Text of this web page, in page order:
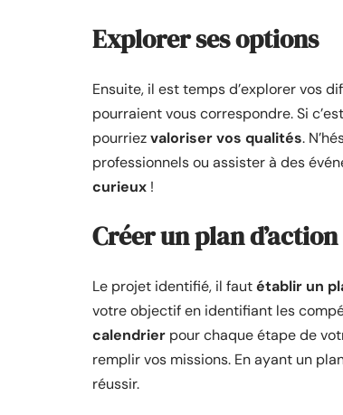
Explorer ses options
Ensuite, il est temps d’explorer vos
pourraient vous correspondre. Si
pourriezvaloriser vos qualités.
professionnels ou assister à des
curieux !
Créer un plan d’action
Le projet identifié, il fautétablir un
votre objectif en identifiant les
calendrier pour chaque étape de
remplir vos missions. En ayant un
réussir.